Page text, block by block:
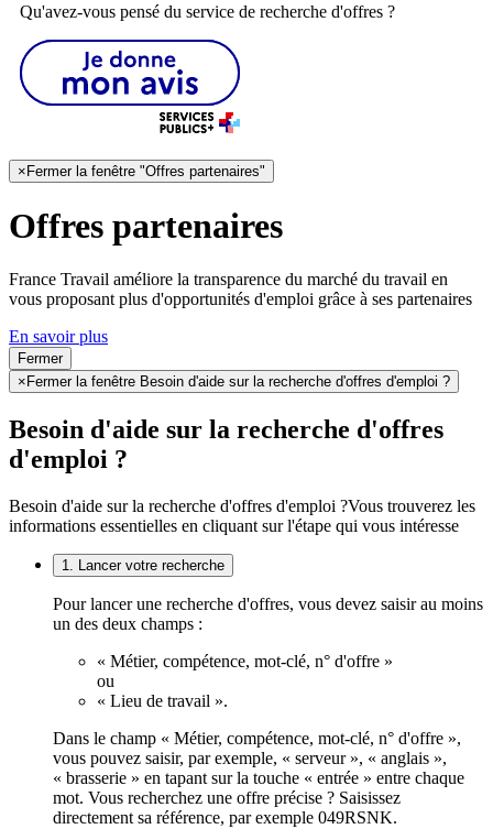
Qu'avez-vous pensé du service de recherche d'offres ?
×Fermer la fenêtre "Offres partenaires"
Offres partenaires
France Travail améliore la transparence du marché du travail en
vous proposant plus d'opportunités d'emploi grâce à ses partenaires
En savoir plus
Fermer
× Fermer la fenêtre Besoin d'aide sur la recherche d'offres d'emploi ?
Besoin d'aide sur la recherche d'offres
d'emploi ?
Besoin d'aide sur la recherche d'offres d'emploi ?Vous trouverez les
informations essentielles en cliquant sur l'étape qui vous intéresse
1. Lancer votre recherche
Pour lancer une recherche d'offres, vous devez saisir au moins
un des deux champs :
« Métier, compétence, mot-clé, n° d'offre »
ou
« Lieu de travail ».
Dans le champ « Métier, compétence, mot-clé, n° d'offre »,
vous pouvez saisir, par exemple, « serveur », « anglais »,
« brasserie » en tapant sur la touche « entrée » entre chaque
mot. Vous recherchez une offre précise ? Saisissez
directement sa référence, par exemple 049RSNK.